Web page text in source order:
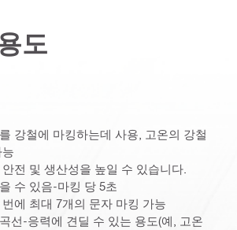
도
강철에 마킹하는데 사용, 고온의 강철
전 및 생산성을 높일 수 있습니다.
수 있음-마킹 당 5초
에 최대 7개의 문자 마킹 가능
선-응력에 견딜 수 있는 용도(예, 고온